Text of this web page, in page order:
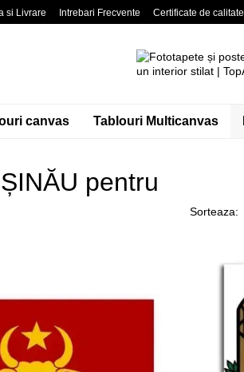
si Livrare Intrebari Frecvente
Certificate de calitate
canvas Tablouri Multicanvas
pentru
Sorteaza: